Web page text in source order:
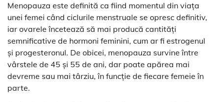
Menopauza este definită ca fiind momentul din viața
unei femei când ciclurile menstruale se opresc definitiv,
iar ovarele încetează să mai producă cantități
semnificative de hormoni feminini, cum ar fi estrogenul
și progesteronul. De obicei, menopauza survine între
vârstele de 45 și 55 de ani, dar poate apărea mai
devreme sau mai târziu, în funcție de fiecare femeie în
parte.